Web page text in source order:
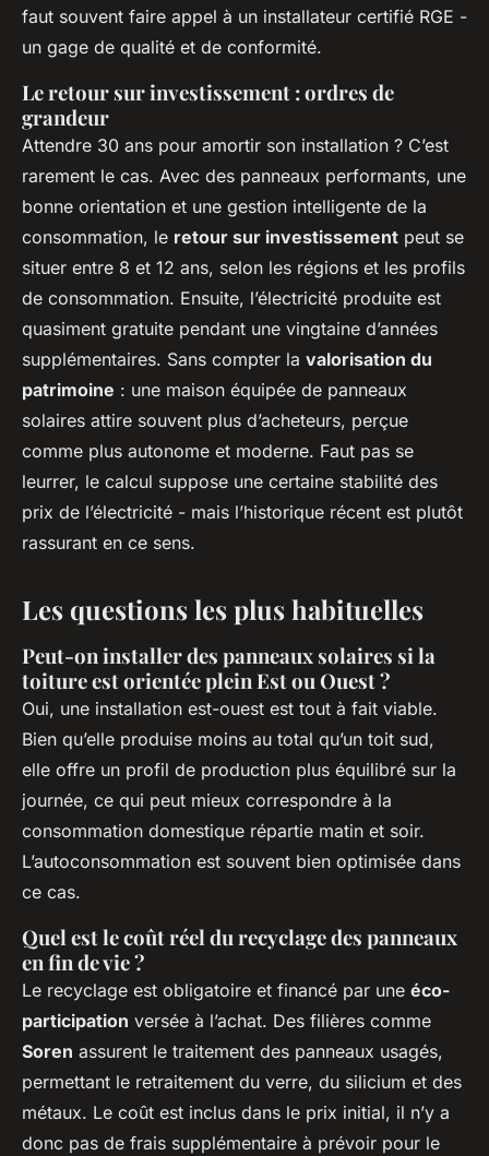
faut souvent faire appel à un installateur certifié RGE -
un gage de qualité et de conformité.
Le retour sur investissement : ordres de
grandeur
Attendre 30 ans pour amortir son installation ? C’est
rarement le cas. Avec des panneaux performants, une
bonne orientation et une gestion intelligente de la
consommation, le retour sur investissement peut se
situer entre 8 et 12 ans, selon les régions et les profils
de consommation. Ensuite, l’électricité produite est
quasiment gratuite pendant une vingtaine d’années
supplémentaires. Sans compter la valorisation du
patrimoine : une maison équipée de panneaux
solaires attire souvent plus d’acheteurs, perçue
comme plus autonome et moderne. Faut pas se
leurrer, le calcul suppose une certaine stabilité des
prix de l’électricité - mais l’historique récent est plutôt
rassurant en ce sens.
Les questions les plus habituelles
Peut-on installer des panneaux solaires si la
toiture est orientée plein Est ou Ouest ?
Oui, une installation est-ouest est tout à fait viable.
Bien qu’elle produise moins au total qu’un toit sud,
elle offre un profil de production plus équilibré sur la
journée, ce qui peut mieux correspondre à la
consommation domestique répartie matin et soir.
L’autoconsommation est souvent bien optimisée dans
ce cas.
Quel est le coût réel du recyclage des panneaux
en fin de vie ?
Le recyclage est obligatoire et financé par une éco-
participation versée à l’achat. Des filières comme
Soren assurent le traitement des panneaux usagés,
permettant le retraitement du verre, du silicium et des
métaux. Le coût est inclus dans le prix initial, il n’y a
donc pas de frais supplémentaire à prévoir pour le